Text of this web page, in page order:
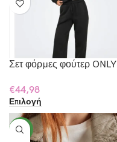
Σετ φόρμες φούτερ ONLY
€44,98
Επιλογή
NEW